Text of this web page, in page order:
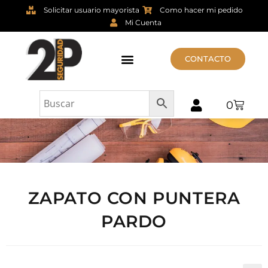
Solicitar usuario mayorista
Como hacer mi pedido
Mi Cuenta
CONTACTO
0
ZAPATO CON PUNTERA
PARDO